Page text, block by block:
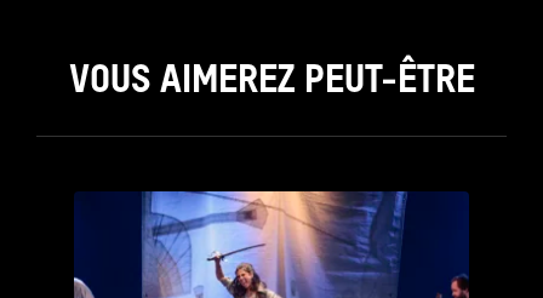
VOUS AIMEREZ PEUT-ÊTRE